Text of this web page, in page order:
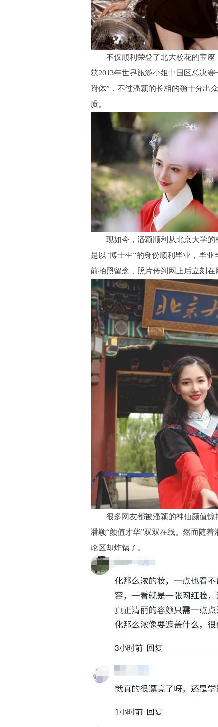
不仅顺利荣登了北大校花的宝座
获2013年世界旅游小姐中国区总决
附体”，不过潘颖的长相的确十分出
质。
现如今，潘颖顺利从北京大学的
是以“博士生”的身份顺利毕业，毕
前拍照留念，照片传到网上后立刻在
很多网友都被潘颖的神仙颜值惊
潘颖“颜值才华”双双在线。然而随着
论区却炸锅了。